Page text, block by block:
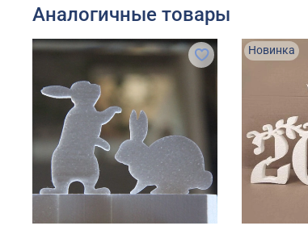
Аналогичные товары
Новинка